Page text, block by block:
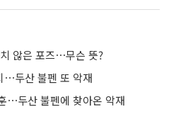
않은 포즈⋯무슨 뜻?
⋯두산 불펜 또 악재
⋯두산 불펜에 찾아온 악재